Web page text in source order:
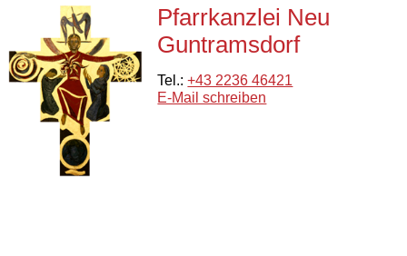
Pfarrkanzlei Neu
Guntramsdorf
Tel.:+43 2236 46421
E-Mail schreiben